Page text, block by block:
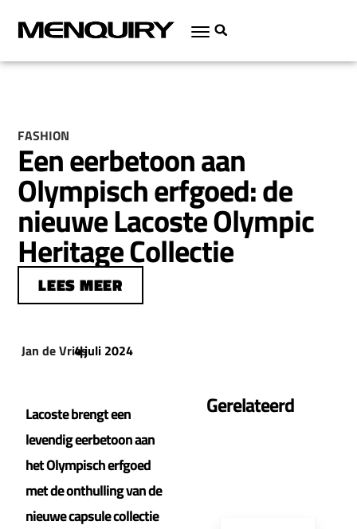
FASHION
Een eerbetoon aan
Olympisch erfgoed: de
nieuwe Lacoste Olympic
Heritage Collectie
LEES MEER
Jan de Vries
|
4 juli 2024
Lacoste brengt een
levendig eerbetoon aan
het Olympisch erfgoed
met de onthulling van de
nieuwe capsule collectie
Gerelateerd